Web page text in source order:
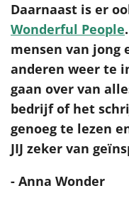
Daarnaast is er
Wonderful People
mensen van jong
anderen weer te
gaan over van
bedrijf of het
genoeg te lezen
JIJ zeker van
- Anna Wonder